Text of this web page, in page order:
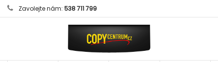
Zavolejte nám: 538 711 799